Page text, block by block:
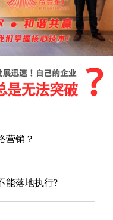
营销？
能落地执行?